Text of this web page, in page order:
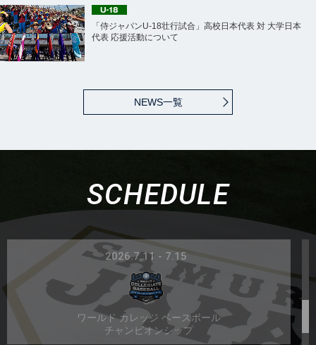
「侍ジャパンU-18壮行試合」高校日本代表 対 大学日本
代表 応援活動について
NEWS一覧
SCHEDULE
ラグザス 侍ジャパンシリーズ2026 名古屋
第3回 Baseball5 アジアカップ2026
2026.7.11 - 7.15
ワールド カレッジ ベースボール
チャンピオンシップ